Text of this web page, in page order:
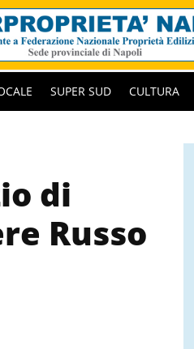
SUPER SUD CULTURA
di
Russo